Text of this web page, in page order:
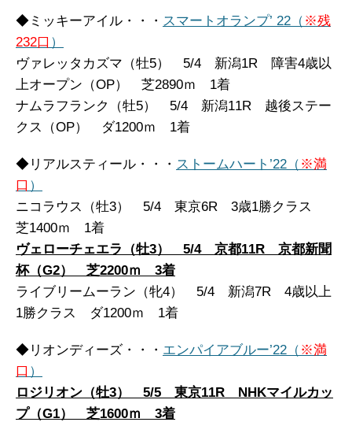
◆ミッキーアイル・・・ スマートオランプ’ 22（ ※残
232口 ）
ヴァレッタカズマ（牡5） 5/4 新潟1R 障害4歳以
上オープン（OP） 芝2890ｍ 1着
ナムラフランク（牡5） 5/4 新潟11R 越後ステー
クス（OP） ダ1200ｍ 1着
◆リアルスティール・・・ ストームハート’22（ ※満
口 ）
ニコラウス（牡3） 5/4 東京6R 3歳1勝クラス
芝1400ｍ 1着
ヴェローチェエラ（牡3） 5/4 京都11R 京都新聞
杯（G2） 芝2200ｍ 3着
ライブリームーラン（牝4） 5/4 新潟7R 4歳以上
1勝クラス ダ1200ｍ 1着
◆リオンディーズ・・・ エンパイアブルー’22（ ※満
口 ）
ロジリオン（牡3） 5/5 東京11R NHKマイルカッ
プ（G1） 芝1600ｍ 3着